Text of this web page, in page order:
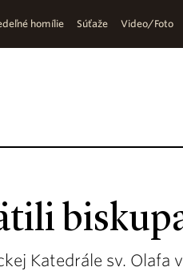
homílie Súťaže Video/Foto
Katedrále sv. Olafa